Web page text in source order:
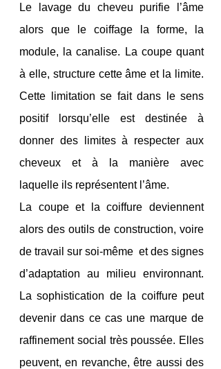
Le lavage du cheveu purifie l’âme
alors que le coiffage la forme, la
module, la canalise. La coupe quant
à elle, structure cette âme et la limite.
Cette limitation se fait dans le sens
positif lorsqu’elle est destinée à
donner des limites à respecter aux
cheveux et à la manière avec
laquelle ils représentent l’âme.
La coupe et la coiffure deviennent
alors des outils de construction, voire
de travail sur soi-même  et des signes
d’adaptation au milieu environnant.
La sophistication de la coiffure peut
devenir dans ce cas une marque de
raffinement social très poussée. Elles
peuvent, en revanche, être aussi des